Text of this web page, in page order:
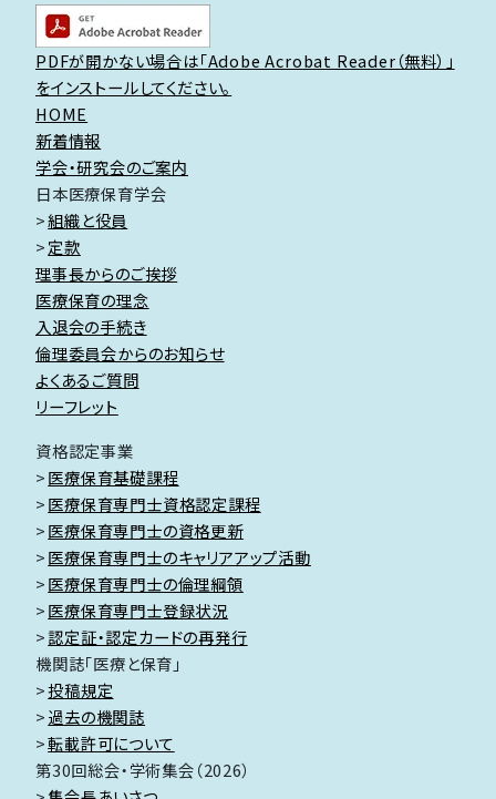
PDFが開かない場合は「Adobe Acrobat Reader（無料）」
をインストールしてください。
HOME
新着情報
学会・研究会のご案内
日本医療保育学会
組織と役員
定款
理事長からのご挨拶
医療保育の理念
入退会の手続き
倫理委員会からのお知らせ
よくあるご質問
リーフレット
資格認定事業
医療保育基礎課程
医療保育専門士資格認定課程
医療保育専門士の資格更新
医療保育専門士のキャリアアップ活動
医療保育専門士の倫理綱領
医療保育専門士登録状況
認定証・認定カードの再発行
機関誌「医療と保育」
投稿規定
過去の機関誌
転載許可について
第30回総会・学術集会（2026）